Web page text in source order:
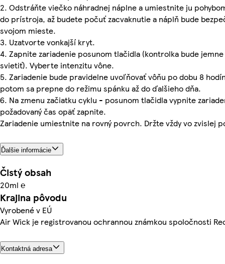
2. Odstráňte viečko náhradnej náplne a umiestnite ju
do prístroja, až budete počuť zacvaknutie a náplň bude
svojom mieste.
3. Uzatvorte vonkajší kryt.
4. Zapnite zariadenie posunom tlačidla (kontrolka bude jemne
svietiť). Vyberte intenzitu vône.
5. Zariadenie bude pravidelne uvoľňovať vôňu po dobu 8
potom sa prepne do režimu spánku až do ďalšieho dňa.
6. Na zmenu začiatku cyklu - posunom tlačidla vypnite
požadovaný čas opäť zapnite.
Zariadenie umiestnite na rovný povrch. Držte vždy vo zvislej
Ďalšie informácie
Čistý obsah
20ml ℮
Krajina pôvodu
Vyrobené v EÚ
Air Wick je registrovanou ochrannou známkou spoločnosti
Kontaktná adresa